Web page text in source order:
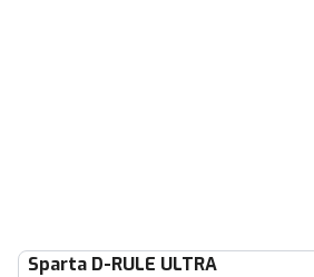
Sparta D-RULE ULTRA